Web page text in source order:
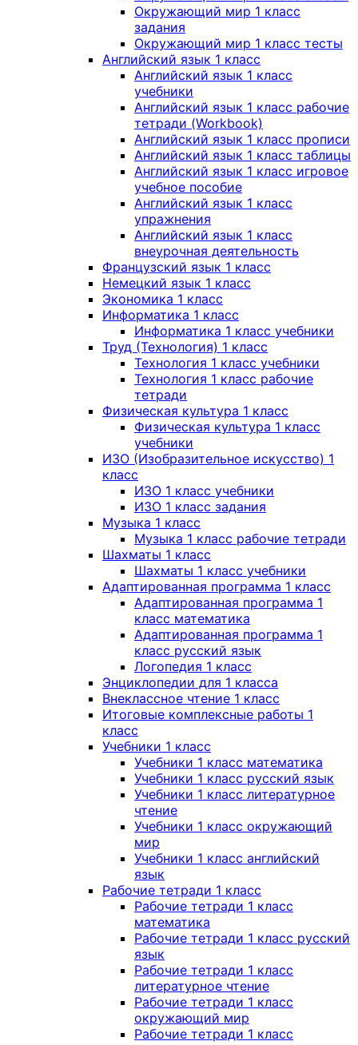
Окружающий мир 1 класс
задания
Окружающий мир 1 класс тесты
Английский язык 1 класс
Английский язык 1 класс
учебники
Английский язык 1 класс рабочие
тетради (Workbook)
Английский язык 1 класс прописи
Английский язык 1 класс таблицы
Английский язык 1 класс игровое
учебное пособие
Английский язык 1 класс
упражнения
Английский язык 1 класс
внеурочная деятельность
Французский язык 1 класс
Немецкий язык 1 класс
Экономика 1 класс
Информатика 1 класс
Информатика 1 класс учебники
Труд (Технология) 1 класс
Технология 1 класс учебники
Технология 1 класс рабочие
тетради
Физическая культура 1 класс
Физическая культура 1 класс
учебники
ИЗО (Изобразительное искусство) 1
класс
ИЗО 1 класс учебники
ИЗО 1 класс задания
Музыка 1 класс
Музыка 1 класс рабочие тетради
Шахматы 1 класс
Шахматы 1 класс учебники
Адаптированная программа 1 класс
Адаптированная программа 1
класс математика
Адаптированная программа 1
класс русский язык
Логопедия 1 класс
Энциклопедии для 1 класса
Внеклассное чтение 1 класс
Итоговые комплексные работы 1
класс
Учебники 1 класс
Учебники 1 класс математика
Учебники 1 класс русский язык
Учебники 1 класс литературное
чтение
Учебники 1 класс окружающий
мир
Учебники 1 класс английский
язык
Рабочие тетради 1 класс
Рабочие тетради 1 класс
математика
Рабочие тетради 1 класс русский
язык
Рабочие тетради 1 класс
литературное чтение
Рабочие тетради 1 класс
окружающий мир
Рабочие тетради 1 класс